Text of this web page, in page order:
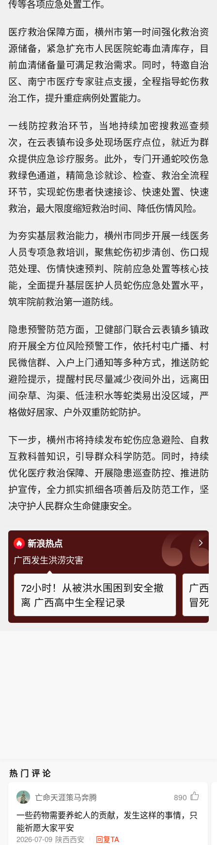
传等各项应急处置工作。
医疗救治保障方面，横州市第一时间强化救治资
源储备，紧急扩充市人民医院蛇毒血清库存，目
前血清储备量可满足救治需求。同时，特邀自治
区、南宁市医疗专家驻点支援，全程指导蛇伤救
治工作，提升重症病例处置能力。
一线防控救治环节，当地持续加密搜救巡查频
次，在云表镇布设多处现场医疗点位，就近为群
众提供应急诊疗服务。此外，专门开通蛇咬伤急
救绿色通道，精简急诊就诊、检查、救治全流程
环节，实现蛇伤患者快速接诊、快速处置、快速
救治，最大限度缩短救治时间、降低伤情风险。
为夯实基层救治能力，横州市同步开展一线医务
人员专项急救培训，聚焦蛇伤初步清创、伤口规
范处理、伤情快速预判、院前应急处置等核心技
能，全面提升基层医护人员蛇伤应急处置水平，
筑牢院前救治第一道防线。
隐患预警防范方面，卫健部门联合云表镇乡镇政
府开展全方位风险预警工作，依托村屯广播、村
民微信群、入户上门通知等多种方式，推送防蛇
避险提示，提醒村民尽量减少夜间外出，远离田
间杂草、沟渠、低洼积水等蛇类易出没区域，严
格做好居家、户外双重防蛇防护。
下一步，横州市将持续发布蛇伤应急避险、自救
互救科普知识，引导群众科学防范。同时，持续
优化医疗救治保障、开展隐患巡查防控、推进防
护宣传，全力抓实抓细各项善后及防范工作，坚
决守护人民群众生命健康安全。
新浪热点
广西发生洪涝灾害
72小时！从被洪水围困到安全撤
离 广西高中生全程记录
广西
冒死
热门评论
亡命天涯策马奔腾 890
一些药物需要养蛇人的贡献，发生这样的事情，只
能祈愿大家平安
2026-07-09 陕西西安 回复TA